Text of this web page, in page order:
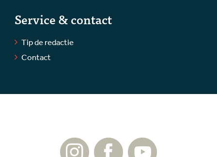
Service & contact
Tip de redactie
Contact